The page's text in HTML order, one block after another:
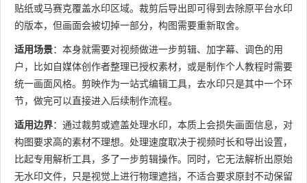
贴纸或马赛克覆盖水印区域。裁剪后导出即可得到去除原平台水印
的版本，但画面会被切掉一部分，构图需要重新取舍。
适用场景：本身就需要对视频做进一步剪辑、加字幕、调色的用
户，比如自媒体创作者整理已授权素材，或是制作个人教程时需要
统一画面风格。剪映作为一站式编辑工具，去水印只是其中一个环
节，做完可以直接进入后续制作流程。
适用边界：通过裁剪或遮盖处理水印，本质上会损失画面信息，对
构图要求高的素材不理想。处理速度取决于视频时长和导出设置，
比起专用解析工具，多了一步剪辑操作。同时，它无法解析出原始
无水印文件，只是视觉上进行物理遮挡，不适合要求原封不动保留